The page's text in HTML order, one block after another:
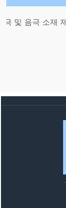
트 밀